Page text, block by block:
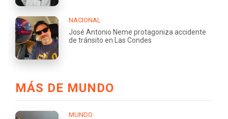
NACIONAL
José Antonio Neme protagoniza accidente
de tránsito en Las Condes
MÁS DE MUNDO
MUNDO